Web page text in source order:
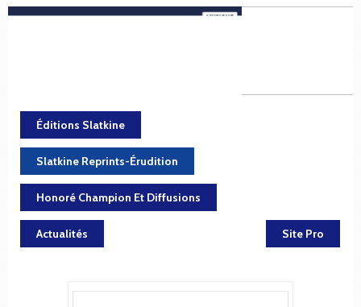
Éditions Slatkine
Slatkine Reprints-Érudition
Honoré Champion Et Diffusions
Actualités Site Pro